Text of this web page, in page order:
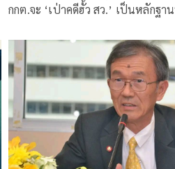
กกต.จะ ‘เป่าคดีฮั้ว สว.’ เป็นหลักฐา
กัน ปิดประตูความบังเอิญ หาก กกต.
มูล’ เข้าข่ายมาตรา 157 เต็มๆ กลายเป็น’ใบเสร็จรับเงิน